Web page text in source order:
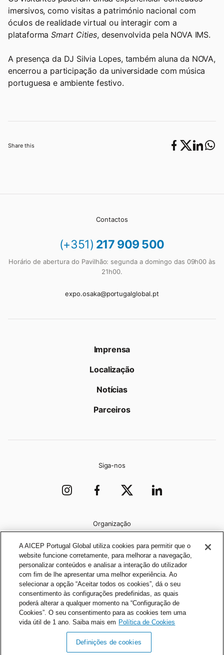
Share this
imersivos, como visitas a património nacional com
óculos de realidade virtual ou interagir com a
plataformaSmart Cities, desenvolvida pela NOVA IMS.
A presença da DJ Silvia Lopes, também aluna da NOVA,
encerrou a participação da universidade com música
portuguesa e ambiente festivo.
Contactos
(+351) 217 909 500
Horário de abertura do Pavilhão: segunda a domingo das 09h00 às
21h00.
expo.osaka@portugalglobal.pt
Imprensa
Localização
Notícias
Parceiros
Siga-nos
Organização
A AICEP Portugal Global utiliza cookies para permitir que o
website funcione corretamente, para melhorar a navegação,
personalizar conteúdos e analisar a interação do utilizador
com fim de lhe apresentar uma melhor experiência. Ao
selecionar a opção “Aceitar todos os cookies”, dá o seu
consentimento às configurações predefinidas, as quais
poderá alterar a qualquer momento na “Configuração de
Cookies”. O seu consentimento para as cookies tem uma
vida útil de 1 ano. Saiba mais em Política de Cookies
Definições de cookies